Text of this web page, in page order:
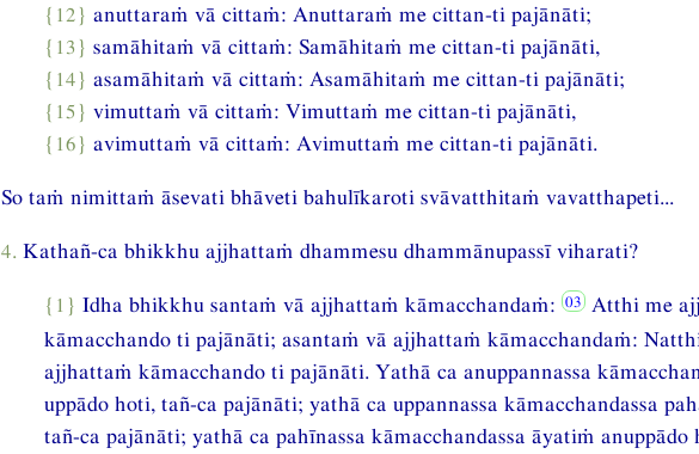
{12} anuttaraṁ vā cittaṁ: Anuttaraṁ me cittan-ti pajānāti;
{13} samāhitaṁ vā cittaṁ: Samāhitaṁ me cittan-ti pajānāti,
{14} asamāhitaṁ vā cittaṁ: Asamāhitaṁ me cittan-ti pajānāti;
{15} vimuttaṁ vā cittaṁ: Vimuttaṁ me cittan-ti pajānāti,
{16} avimuttaṁ vā cittaṁ: Avimuttaṁ me cittan-ti pajānāti.
So taṁ nimittaṁ āsevati bhāveti bahulīkaroti svāvatthitaṁ vavatthapeti...
4. Kathañ-ca bhikkhu ajjhattaṁ dhammesu dhammānupassī viharati?
{1} Idha bhikkhu santaṁ vā ajjhattaṁ kāmacchandaṁ:
Atthi me
kāmacchando ti pajānāti; asantaṁ vā ajjhattaṁ kāmacchandaṁ:
ajjhattaṁ kāmacchando ti pajānāti. Yathā ca anuppannassa
uppādo hoti, tañ-ca pajānāti; yathā ca uppannassa kāmacchandassa
tañ-ca pajānāti; yathā ca pahīnassa kāmacchandassa āyatiṁ anuppādo